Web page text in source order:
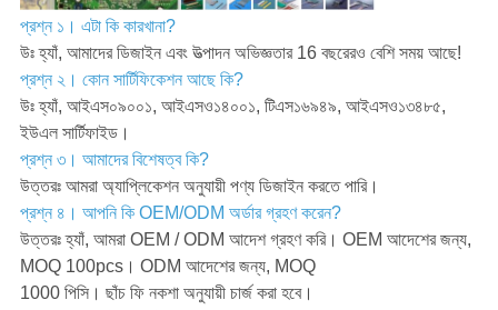
প্রশ্ন ১। এটা কি কারখানা?
উঃ হ্যাঁ, আমাদের ডিজাইন এবং উত্পাদন অভিজ্ঞতার 16 বছরেরও বেশি সময় আছে!
প্রশ্ন ২। কোন সার্টিফিকেশন আছে কি?
উঃ হ্যাঁ, আইএস০৯০০১, আইএসও১৪০০১, টিএস১৬৯৪৯, আইএসও১৩৪৮৫,
ইউএল সার্টিফাইড।
প্রশ্ন ৩। আমাদের বিশেষত্ব কি?
উত্তরঃ আমরা অ্যাপ্লিকেশন অনুযায়ী পণ্য ডিজাইন করতে পারি।
প্রশ্ন ৪। আপনি কি OEM/ODM অর্ডার গ্রহণ করেন?
উত্তরঃ হ্যাঁ, আমরা OEM / ODM আদেশ গ্রহণ করি। OEM আদেশের জন্য,
MOQ 100pcs। ODM আদেশের জন্য, MOQ
1000 পিসি। ছাঁচ ফি নকশা অনুযায়ী চার্জ করা হবে।